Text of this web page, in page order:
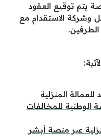
يتم توقيع العقود
وشركة الاستقدام مع
المنزلية
للمخالفات
عبر منصة أبشر